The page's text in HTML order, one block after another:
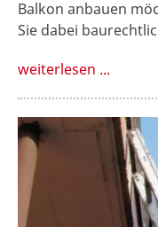
Balkon anbauen
Sie dabei
weiterlesen ...